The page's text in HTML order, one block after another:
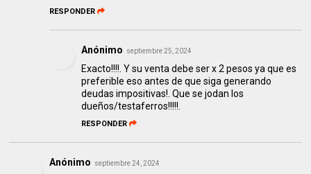
RESPONDER
Anónimo septiembre 25, 2024
Exacto!!!!. Y su venta debe ser x 2 pesos ya que es
preferible eso antes de que siga generando
deudas impositivas!. Que se jodan los
dueños/testaferros!!!!!.
RESPONDER
Anónimo septiembre 24, 2024